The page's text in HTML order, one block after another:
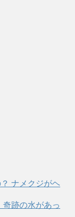
ナメクジがヘ
跡の水があっ